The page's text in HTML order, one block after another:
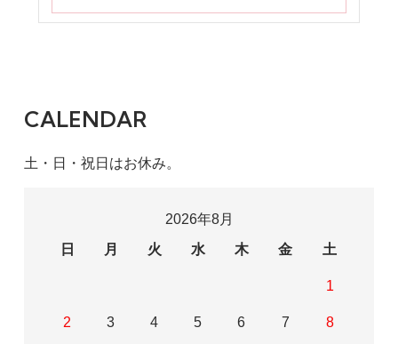
CALENDAR
土・日・祝日はお休み。
2026年8月
日
月 火 水 木 金 土
1
2 3 4 5 6 7 8